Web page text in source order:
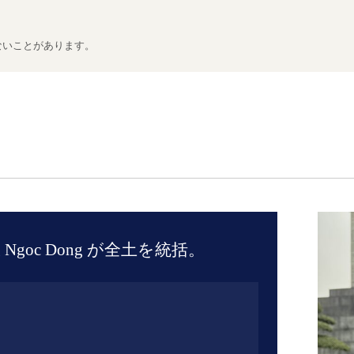
ことがあります。
Dong が全土を統括。